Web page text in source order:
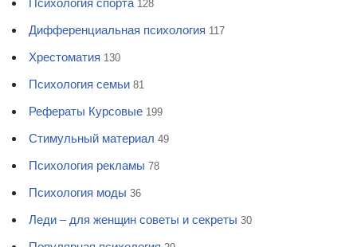
Психология спорта 128
Дифференциальная психология 117
Хрестоматия 130
Психология семьи 81
Рефераты Курсовые 199
Стимульный материал 49
Психология рекламы 78
Психология моды 36
Леди – для женщин советы и секреты 30